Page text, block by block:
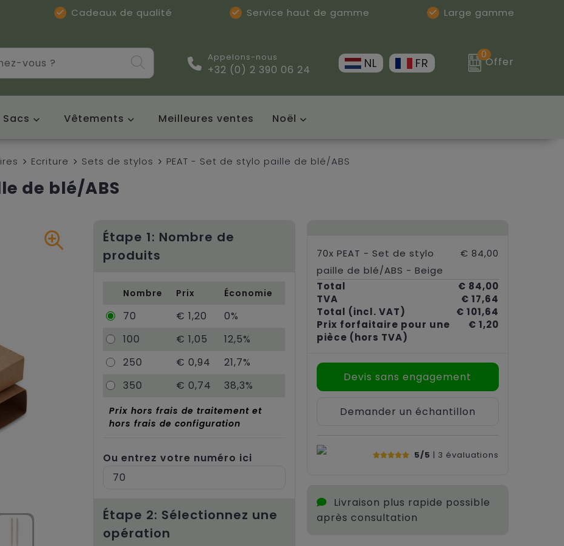
Cadeaux de qualité Service haut de gamme
Large gamme
Appelons-nous
+32 (0) 2 390 06 24 NL FR
0
Offer
Sacs Vêtements Meilleures ventes Noël
Ecriture Sets de stylos PEAT - Set de stylo paille de blé/ABS
de blé/ABS
Étape 1: Nombre de
produits
Nombre Prix Économie
70 € 1,20
0%
100
€ 1,05
12,5%
250
€ 0,94
21,7%
350
€ 0,74 38,3%
Ou entrez votre numéro ici
Prix hors frais de traitement et
hors frais de configuration
Étape 2: Sélectionnez une
opération
70x PEAT - Set de stylo
paille de blé/ABS - Beige
€ 84,00
Total
€ 84,00
TVA
€ 17,64
Total (incl. VAT)
€ 101,64
Prix forfaitaire pour une
pièce (hors TVA)
€ 1,20
Devis sans engagement
Demander un échantillon
5/5 | 3 évaluations
Livraison plus rapide possible
après consultation